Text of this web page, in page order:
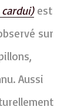
cardui)est
sur
Aussi